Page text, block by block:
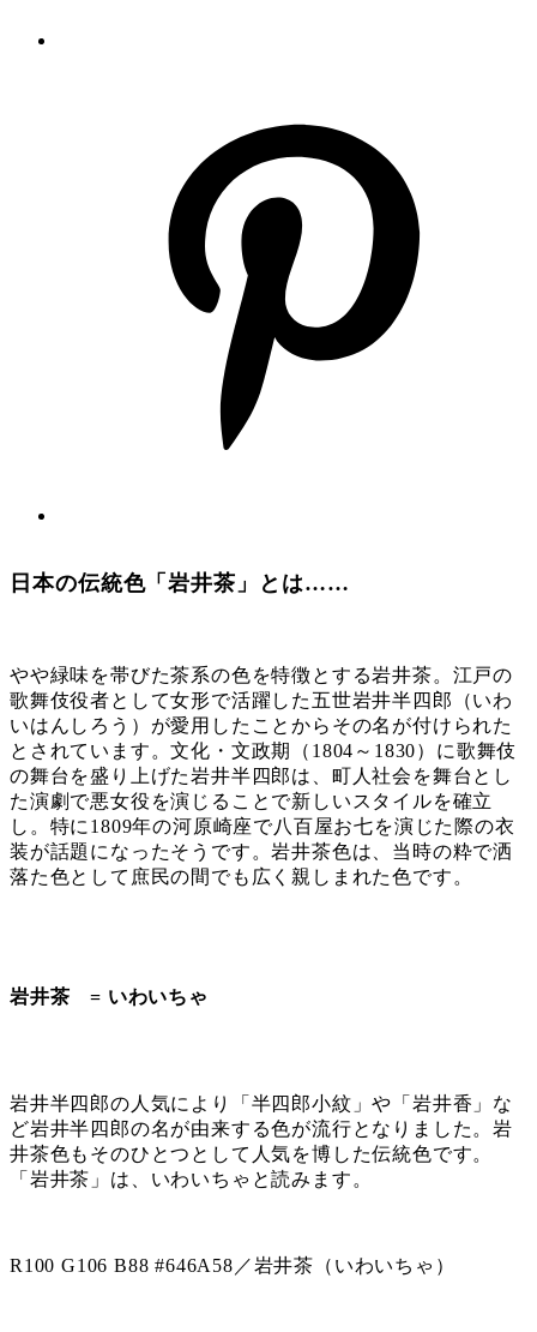
日本の伝統色「岩井茶」とは……
やや緑味を帯びた茶系の色を特徴とする岩井茶。江戸の
歌舞伎役者として女形で活躍した五世岩井半四郎（いわ
いはんしろう）が愛用したことからその名が付けられた
とされています。文化・文政期（1804～1830）に歌舞伎
の舞台を盛り上げた岩井半四郎は、町人社会を舞台とし
た演劇で悪女役を演じることで新しいスタイルを確立
し。特に1809年の河原崎座で八百屋お七を演じた際の衣
装が話題になったそうです。岩井茶色は、当時の粋で洒
落た色として庶民の間でも広く親しまれた色です。
岩井茶 = いわいちゃ
岩井半四郎の人気により「半四郎小紋」や「岩井香」な
ど岩井半四郎の名が由来する色が流行となりました。岩
井茶色もそのひとつとして人気を博した伝統色です。
「岩井茶」は、いわいちゃと読みます。
R100 G106 B88 #646A58／岩井茶（いわいちゃ）